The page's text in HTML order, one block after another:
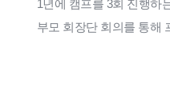
1년에 캠프를 3회 진행하
부모 회장단 회의를 통해